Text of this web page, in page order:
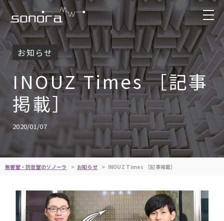
お知らせ
INOUZ Times ［記事
掲載］
2020/01/07
無響室・防音室のソノーラ お知らせ INOUZ Times ［記事掲載］